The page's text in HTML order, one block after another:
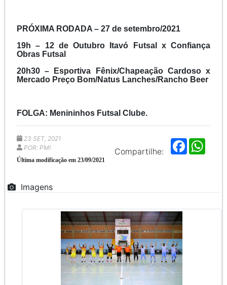
PRÓXIMA RODADA – 27 de setembro/2021
19h – 12 de Outubro Itavó Futsal x Confiança
Obras Futsal
20h30 – Esportiva Fênix/Chapeação Cardoso x
Mercado Preço Bom/Natus Lanches/Rancho Beer
FOLGA: Menininhos Futsal Clube.
Compartilhe:
F
a
o
p
23 SET, 2021
POR: PMI
Última modificação em 23/09/2021
Imagens